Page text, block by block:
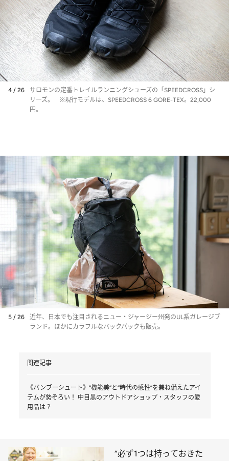
4 / 26
サロモンの定番トレイルランニングシューズの「SPEEDCROSS」シ
リーズ。 ※現行モデルは、SPEEDCROSS 6 GORE-TEX。22,000
円。
5 / 26
近年、日本でも注目されるニュー・ジャージー州発のUL系ガレージブ
ランド。ほかにカラフルなバックパックも販売。
関連記事
《バンブーシュート》“機能美”と“時代の感性”を兼ね備えたアイ
テムが勢ぞろい！ 中目黒のアウトドアショップ・スタッフの愛
用品は？
“必ず1つは持っておきた